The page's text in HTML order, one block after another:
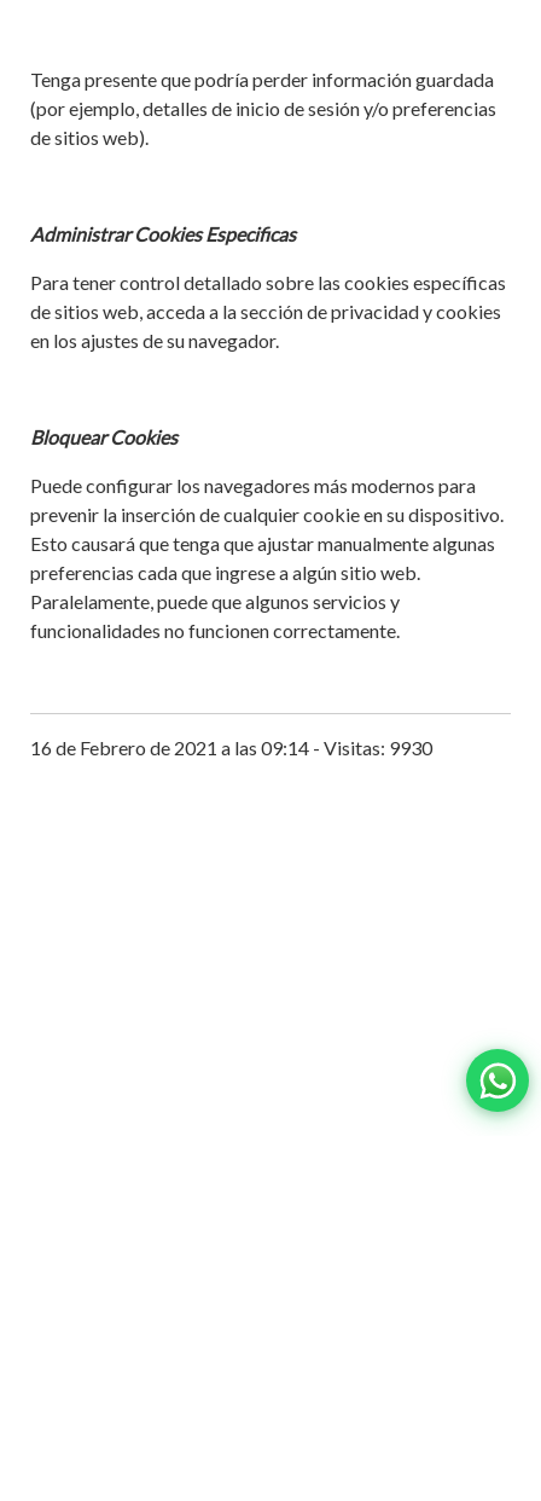
Tenga presente que podría perder información guardada
(por ejemplo, detalles de inicio de sesión y/o preferencias
de sitios web).
Administrar Cookies Especificas
Para tener control detallado sobre las cookies específicas
de sitios web, acceda a la sección de privacidad y cookies
en los ajustes de su navegador.
Bloquear Cookies
Puede configurar los navegadores más modernos para
prevenir la inserción de cualquier cookie en su dispositivo.
Esto causará que tenga que ajustar manualmente algunas
preferencias cada que ingrese a algún sitio web.
Paralelamente, puede que algunos servicios y
funcionalidades no funcionen correctamente.
16 de Febrero de 2021 a las 09:14 - Visitas: 9930